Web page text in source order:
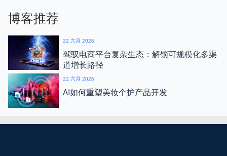
博客推荐
22 六月 2026
驾驭电商平台复杂生态：解锁可规模化多渠
道增长路径
22 六月 2026
AI如何重塑美妆个护产品开发